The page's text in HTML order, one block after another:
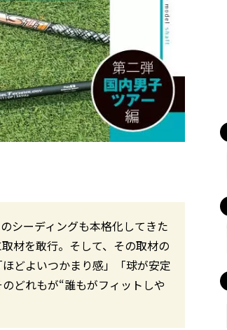
シーディングも本格化してきた
材を敢行。そして、その取材の
どよいつかまり感」「球が安定
どれもが“誰もがフィットしや